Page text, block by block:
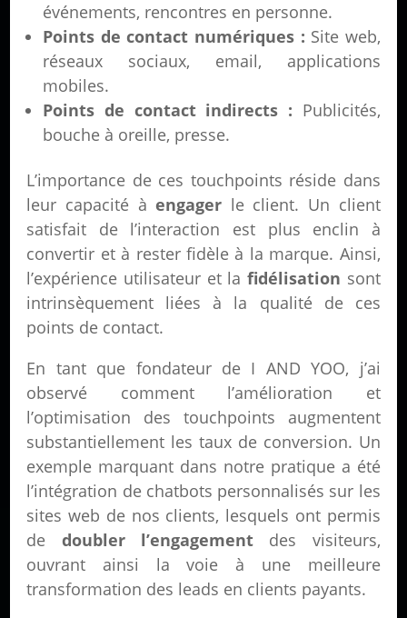
événements, rencontres en personne.
Points de contact numériques : Site web,
réseaux sociaux, email, applications
mobiles.
Points de contact indirects : Publicités,
bouche à oreille, presse.
L’importance de ces touchpoints réside dans
leur capacité àengager le client. Un client
satisfait de l’interaction est plus enclin à
convertir et à rester fidèle à la marque. Ainsi,
l’expérience utilisateur et la fidélisation sont
intrinsèquement liées à la qualité de ces
points de contact.
En tant que fondateur de I AND YOO, j’ai
observé comment l’amélioration et
l’optimisation des touchpoints augmentent
substantiellement les taux de conversion. Un
exemple marquant dans notre pratique a été
l’intégration de chatbots personnalisés sur les
sites web de nos clients, lesquels ont permis
de doubler l’engagement des visiteurs,
ouvrant ainsi la voie à une meilleure
transformation des leads en clients payants.